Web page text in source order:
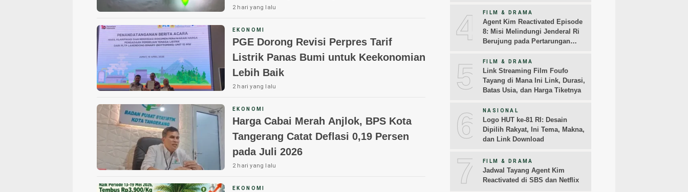
2 hari yang lalu
EKONOMI
PGE Dorong Revisi Perpres Tarif
Listrik Panas Bumi untuk Keekonomian
Lebih Baik
2 hari yang lalu
EKONOMI
Harga Cabai Merah Anjlok, BPS Kota
Tangerang Catat Deflasi 0,19 Persen
pada Juli 2026
2 hari yang lalu
EKONOMI
4 FILM & DRAMA
Agent Kim Reactivated Episode
8: Misi Melindungi Jenderal Ri
Berujung pada Pertarungan
5 FILM & DRAMA
Link Streaming Film Foufo
Tayang di Mana Ini Link, Durasi,
Batas Usia, dan Harga Tiketnya
6 NASIONAL
Logo HUT ke-81 RI: Desain
Dipilih Rakyat, Ini Tema, Makna,
dan Link Download
7 FILM & DRAMA
Jadwal Tayang Agent Kim
Reactivated di SBS dan Netflix